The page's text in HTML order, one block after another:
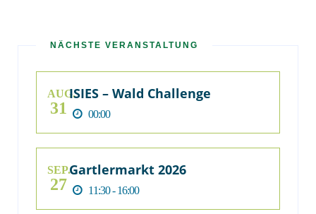
NÄCHSTE VERANSTALTUNG
AUG.
31
ISIES – Wald Challenge
00:00
SEP.
27
Gartlermarkt 2026
11:30 - 16:00